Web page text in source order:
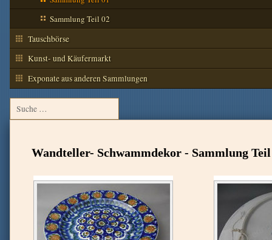
Sammlung Teil 02
Tauschbörse
Kunst- und Käufermarkt
Exponate aus anderen Sammlungen
Wandteller- Schwammdekor - Sammlung Teil